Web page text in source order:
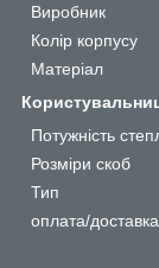
Виробник
Колір корпусу
Матеріал
Потужність
Розміри скоб
Тип
оплата/доставка